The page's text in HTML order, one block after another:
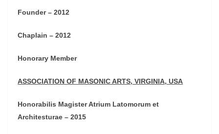
Founder – 2012
Chaplain – 2012
Honorary Member
ASSOCIATION OF MASONIC ARTS, VIRGINIA, USA
Honorabilis Magister Atrium Latomorum et
Architesturae – 2015